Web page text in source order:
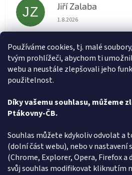
Používáme cookies, tj. malé
tvým prohlížeči, abychom ti
webu a neustále zlepšovali jeho
použitelnost.
Díky vašemu souhlasu, můžeme
Ptákovny-ČB.
Souhlas můžete kdykoliv odvolat a
(dolní část webu), nebo v nastavení
(Chrome, Explorer, Opera, Firefox
svůj souhlas modifikovat kliknutím
JZ Jiří Zalaba
Hodnocení obchodu je 5
1.8.2026
L Lída
Hodnocení obchodu je 5
31.7.2026
Způsob ověřování